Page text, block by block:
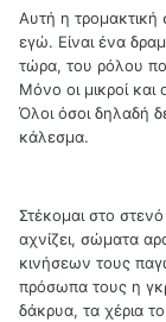
Αυτή η
εγώ. Είναι ένα
τώρα, του ρόλου
Μόνο οι μικροί
Όλοι όσοι δηλαδή
κάλεσμα.
Στέκομαι στο
αχνίζει, σώματα
κινήσεων τους
πρόσωπα τους η
δάκρυα, τα χέρια